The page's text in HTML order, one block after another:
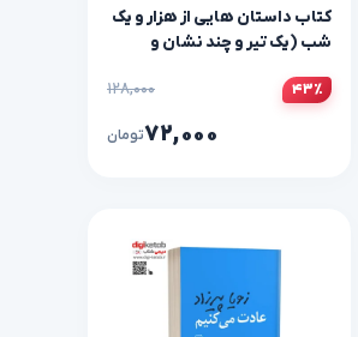
کتاب داستان هایی از هزار و یک
شب (یک تیر و چند نشان و
۴۳٪ ۱۲۸,۰۰۰
۷۲,۰۰۰تومان